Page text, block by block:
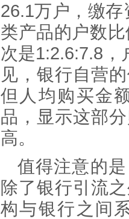
26.1万户，缴
类产品的户数
次是1:2.6:7.8，
见，银行自营
但人均购买金
品，显示这部
高。
值得注意的
除了银行引流
构与银行之间